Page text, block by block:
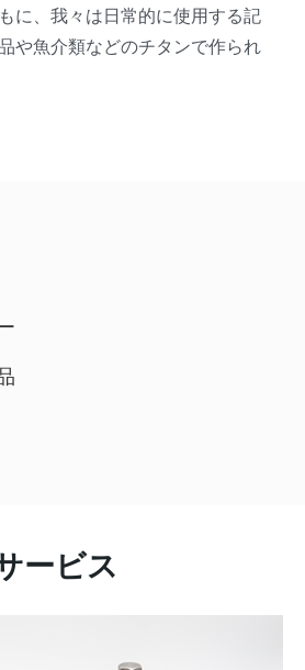
に、我々は日常的に使用する記
や魚介類などのチタンで作られ
ービス